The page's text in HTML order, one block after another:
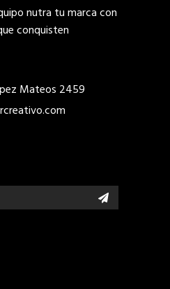
nutra tu marca con
conquisten
Mateos 2459